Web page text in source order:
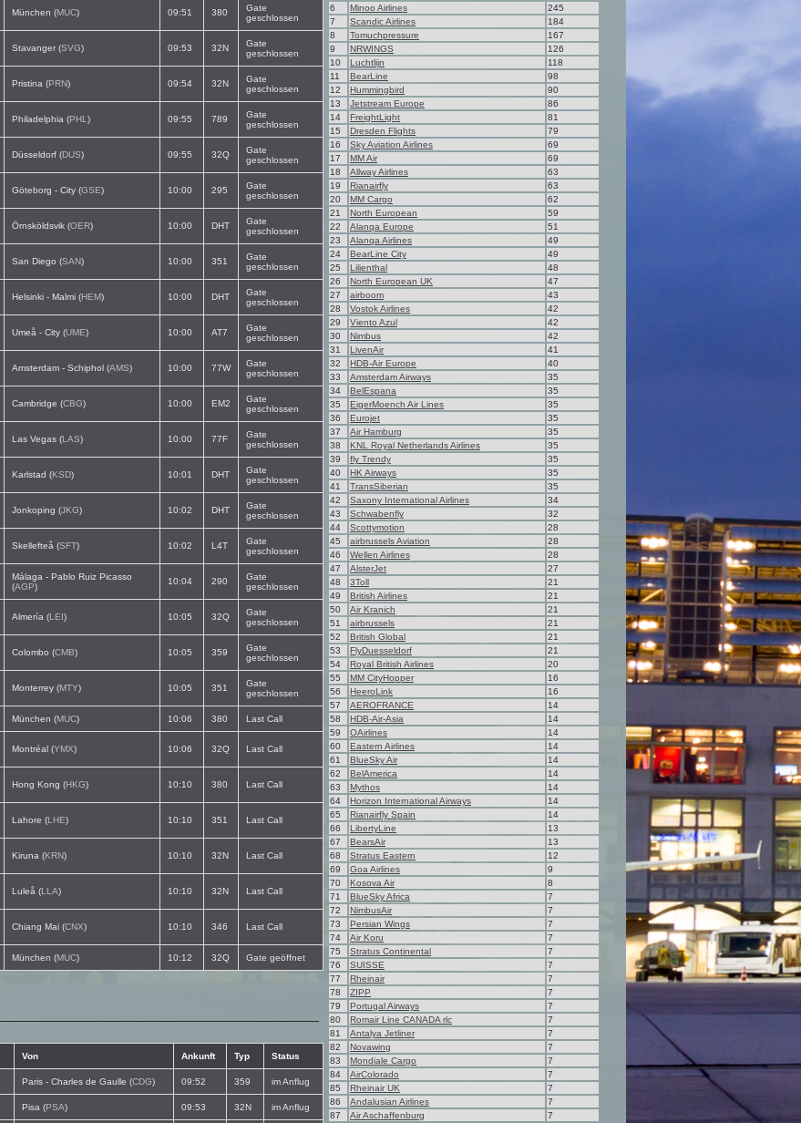
München (MUC) 09:51 380
Gate
geschlossen
Stavanger (SVG) 09:53 32N
Gate
geschlossen
Pristina (PRN) 09:54 32N
Gate
geschlossen
Philadelphia (PHL ) 09:55 789
Gate
geschlossen
Düsseldorf (DUS) 09:55 32Q
Gate
geschlossen
Göteborg - City (GSE) 10:00 295
Gate
geschlossen
Örnsköldsvik (OER) 10:00 DHT
Gate
geschlossen
San Diego (SAN) 10:00 351
Gate
geschlossen
Helsinki - Malmi (HEM) 10:00 DHT
Gate
geschlossen
Umeå - City (UME) 10:00 AT7
Gate
geschlossen
Amsterdam - Schiphol (AMS) 10:00 77W
Gate
geschlossen
Cambridge (CBG) 10:00 EM2
Gate
geschlossen
Las Vegas (LAS) 10:00 77F
Gate
geschlossen
Karlstad (KSD) 10:01 DHT
Gate
geschlossen
Jonkoping (JKG) 10:02 DHT
Gate
geschlossen
Skellefteå (SFT) 10:02 L4T
Gate
geschlossen
Málaga - Pablo Ruiz Picasso
(AGP)
10:04 290
Gate
geschlossen
Almería (LEI) 10:05 32Q
Gate
geschlossen
Colombo (CMB) 10:05 359
Gate
geschlossen
Monterrey (MTY) 10:05 351
Gate
geschlossen
München (MUC) 10:06 380 Last Call
Montréal (YMX) 10:06 32Q Last Call
Hong Kong (HKG) 10:10 380 Last Call
Lahore (LHE) 10:10 351 Last Call
Kiruna (KRN) 10:10 32N Last Call
Luleå (LLA) 10:10 32N Last Call
Chiang Mai (CNX) 10:10 346 Last Call
München (MUC) 10:12 32Q Gate geöffnet
Von Ankunft Typ Status
Paris - Charles de Gaulle (CDG) 09:52 359 im Anflug
Pisa (PSA) 09:53 32N im Anflug
6
Minoo Airlines
245
7
Scandic Airlines
184
8
Tomuchpressure
167
9
NRWINGS
126
10
Luchtlijn
118
11
BearLine
98
12
Hummingbird
90
13
Jetstream Europe
86
14
FreightLight
81
15
Dresden Flights
79
16
Sky Aviation Airlines
69
17
MM Air
69
18
Allway Airlines
63
19
Rianairfly
63
20
MM Cargo
62
21
North European
59
22
Alanqa Europe
51
23
Alanqa Airlines
49
24
BearLine City
49
25
Lilienthal
48
26
North European UK
47
27
airboom
43
28
Vostok Airlines
42
29
Viento Azul
42
30
Nimbus
42
31
LivenAir
41
32
HDB-Air Europe
40
33
Amsterdam Airways
35
34
BelEspana
35
35
EigerMoench Air Lines
35
36
Eurojet
35
37
Air Hamburg
35
38
KNL Royal Netherlands Airlines
35
39
fly Trendy
35
40
HK Airways
35
41
TransSiberian
35
42
Saxony International Airlines
34
43
Schwabenfly
32
44
Scottymotion
28
45
airbrussels Aviation
28
46
Wellen Airlines
28
47
AlsterJet
27
48
3Toll
21
49
British Airlines
21
50
Air Kranich
21
51
airbrussels
21
52
British Global
21
53
FlyDuesseldorf
21
54
Royal British Airlines
20
55
MM CityHopper
16
56
HeeroLink
16
57
AEROFRANCE
14
58
HDB-Air-Asia
14
59
OAirlines
14
60
Eastern Airlines
14
61
BlueSky Air
14
62
BelAmerica
14
63
Mythos
14
64
Horizon International Airways
14
65
Rianairfly Spain
14
66
LibertyLine
13
67
BearsAir
13
68
Stratus Eastern
12
69
Goa Airlines
9
70
Kosova Air
8
71
BlueSky Africa
7
72
NimbusAir
7
73
Persian Wings
7
74
Air Koru
7
75
Stratus Continental
7
76
SUISSE
7
77
Rheinair
7
78
ZIPP
7
79
Portugal Airways
7
80
Romair Line CANADA rlc
7
81
Antalya Jetliner
7
82
Novawing
7
83
Mondiale Cargo
7
84
AirColorado
7
85
Rheinair UK
7
86
Andalusian Airlines
7
87
Air Aschaffenburg
7